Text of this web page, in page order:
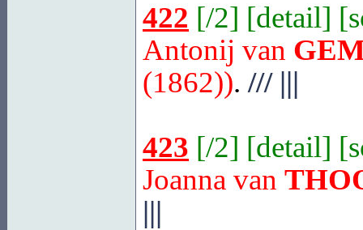
422 [/2] [detail] [
Antonij van
(1862)). ///|||
423 [/2] [detail] [
Joanna van
|||